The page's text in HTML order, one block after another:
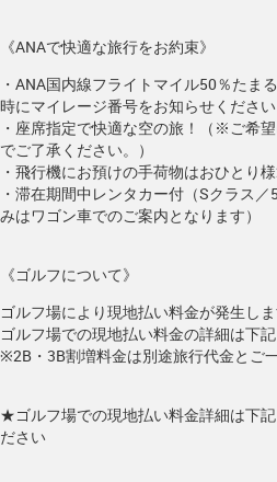
《ANAで快適な旅行をお約束》
・ANA国内線フライトマイル50％たま
時にマイレージ番号をお知らせください
・座席指定で快適な空の旅！（※ご希
でご了承ください。）
・飛行機にお預けの手荷物はおひとり
・滞在期間中レンタカー付（Sクラス
みはワゴン車でのご案内となります）
《ゴルフについて》
ゴルフ場により現地払い料金が発生しま
ゴルフ場での現地払い料金の詳細は下
※2B・3B割増料金は別途旅行代金とご
★ゴルフ場での現地払い料金詳細は下
ださい